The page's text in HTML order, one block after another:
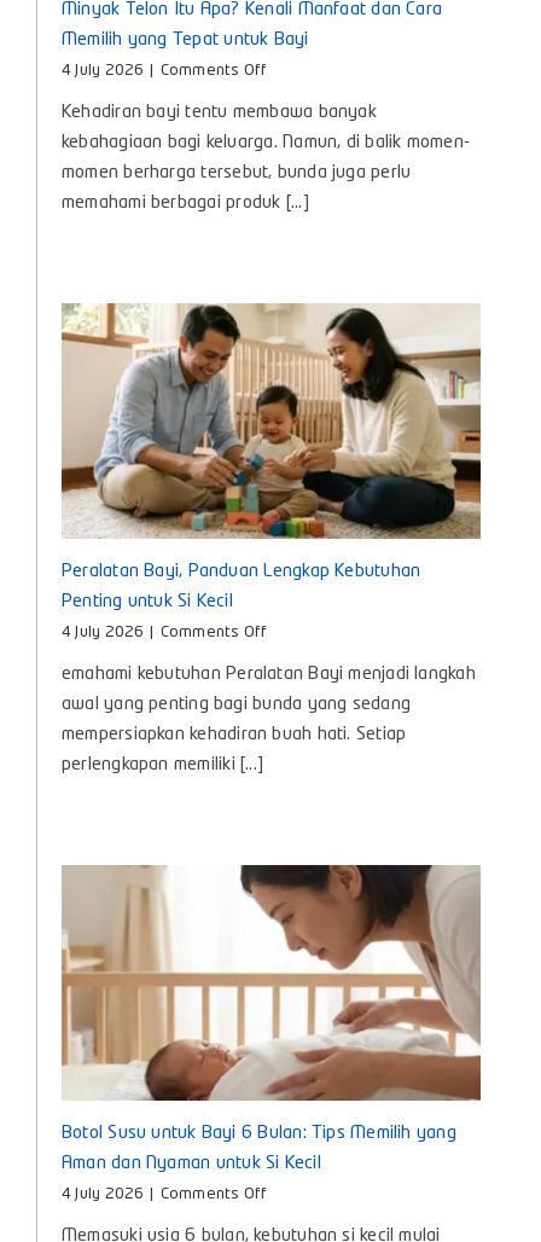
Minyak Telon Itu Apa? Kenali Manfaat dan Cara
Memilih yang Tepat untuk Bayi
4 July 2026 Comments Offon
Telon
Itu
Apa?
Manfaat
untuk
Bayi
Kehadiran bayi tentu membawa banyak
kebahagiaan bagi keluarga. Namun, di balik momen-
momen berharga tersebut, bunda juga perlu
memahami berbagai produk [...]
Peralatan Bayi, Panduan Lengkap Kebutuhan
Penting untuk Si Kecil
4 July 2026 Comments Offon
Bayi,
Panduan
Lengkap
emahami kebutuhan Peralatan Bayi menjadi langkah
awal yang penting bagi bunda yang sedang
mempersiapkan kehadiran buah hati. Setiap
perlengkapan memiliki [...]
Botol Susu untuk Bayi 6 Bulan: Tips Memilih yang
Aman dan Nyaman untuk Si Kecil
4 July 2026 Comments Offon
Memasuki usia 6 bulan, kebutuhan si kecil mulai